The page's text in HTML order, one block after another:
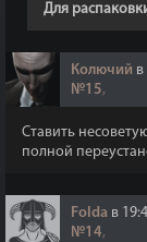
Для
Колючий в
№15,
Ставить
полной
Folda в
№14,